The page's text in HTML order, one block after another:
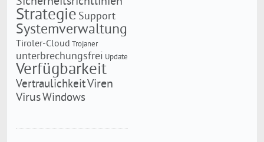
Strategie Support
Systemverwaltung
Tiroler-Cloud Trojaner
unterbrechungsfrei Update
Verfügbarkeit
VertraulichkeitViren
VirusWindows